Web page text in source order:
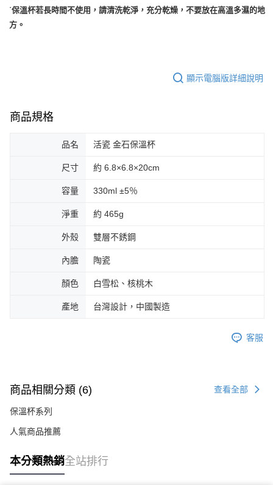
˙保溫杯若長時間不使用，請清洗乾淨，充分乾燥，不要放在高溫多濕的地
方。
顯示電腦版詳細說明
商品規格
品名 活瓷 金石保溫杯
尺寸 約 6.8×6.8×20cm
容量 330ml ±5％
淨重 約 465g
外殼 雙層不銹鋼
內膽 陶瓷
顏色 白雪松、核桃木
產地 台灣設計，中國製造
客服
商品相關分類 (6) 查看全部
保溫杯系列
人氣商品推薦
本分類熱銷全站排行